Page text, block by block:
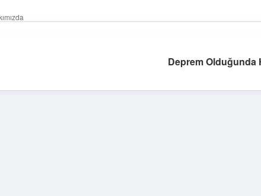
Deprem Olduğunda